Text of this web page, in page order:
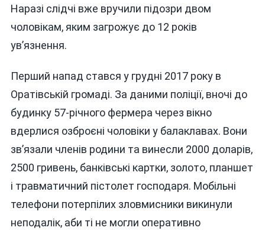
Наразі слідчі вже вручили підозри двом
чоловікам, яким загрожує до 12 років
ув’язнення.
Перший напад стався у грудні 2017 року в
Оратівській громаді. За даними поліції, вночі до
будинку 57-річного фермера через вікно
вдерлися озброєні чоловіки у балаклавах. Вони
зв’язали членів родини та винесли 2000 доларів,
2500 гривень, банківські картки, золото, планшет
і травматичний пістолет господаря. Мобільні
телефони потерпілих зловмисники викинули
неподалік, аби ті не могли оперативно